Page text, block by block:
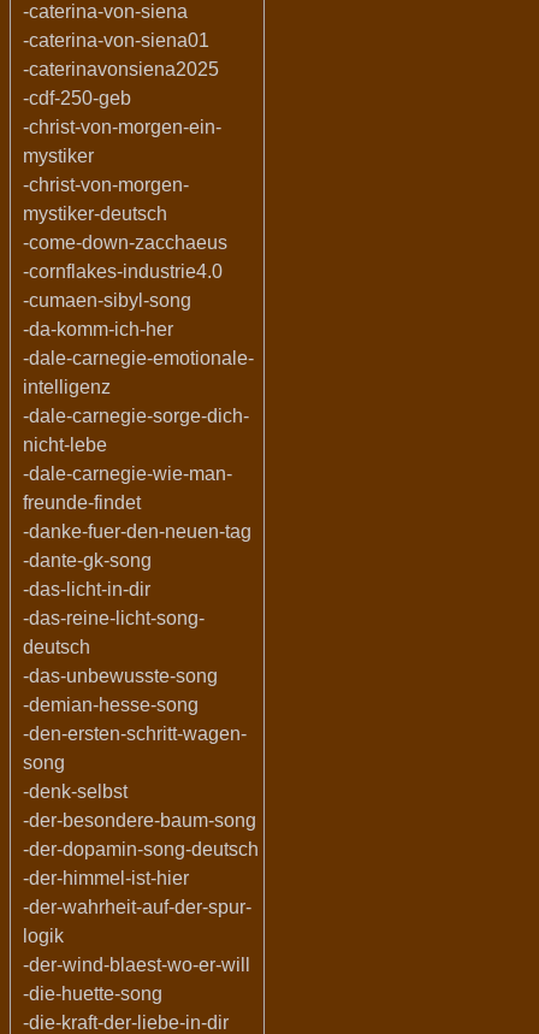
-caterina-von-siena
-caterina-von-siena01
-caterinavonsiena2025
-cdf-250-geb
-christ-von-morgen-ein-
mystiker
-christ-von-morgen-
mystiker-deutsch
-come-down-zacchaeus
-cornflakes-industrie4.0
-cumaen-sibyl-song
-da-komm-ich-her
-dale-carnegie-emotionale-
intelligenz
-dale-carnegie-sorge-dich-
nicht-lebe
-dale-carnegie-wie-man-
freunde-findet
-danke-fuer-den-neuen-tag
-dante-gk-song
-das-licht-in-dir
-das-reine-licht-song-
deutsch
-das-unbewusste-song
-demian-hesse-song
-den-ersten-schritt-wagen-
song
-denk-selbst
-der-besondere-baum-song
-der-dopamin-song-deutsch
-der-himmel-ist-hier
-der-wahrheit-auf-der-spur-
logik
-der-wind-blaest-wo-er-will
-die-huette-song
-die-kraft-der-liebe-in-dir